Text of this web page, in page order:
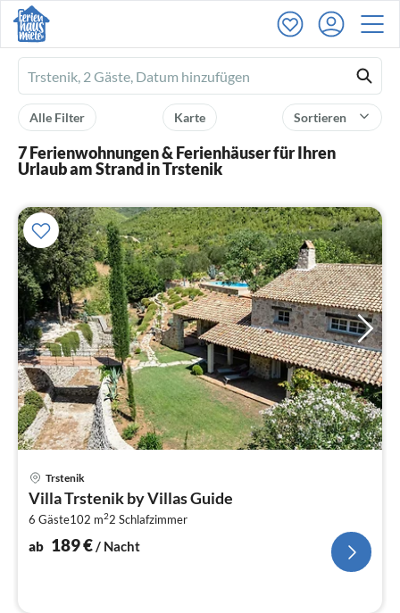
Ferienhausmiete
logo
Sortieren
Karte
Alle Filter
7 Ferienwohnungen & Ferienhäuser für Ihren
Urlaub am Strand in Trstenik
Trstenik
Villa Trstenik by Villas Guide
6 Gäste102 m22 Schlafzimmer
ab 189€/ Nacht